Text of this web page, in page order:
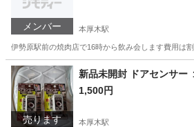
メンバー 本厚木駅
伊勢原駅前の焼肉店で16時から飲み会します費用は
神奈川 厚木市 本厚木駅 その他
売ります
新品未開封 ドアセンサー
1,500円
本厚木駅